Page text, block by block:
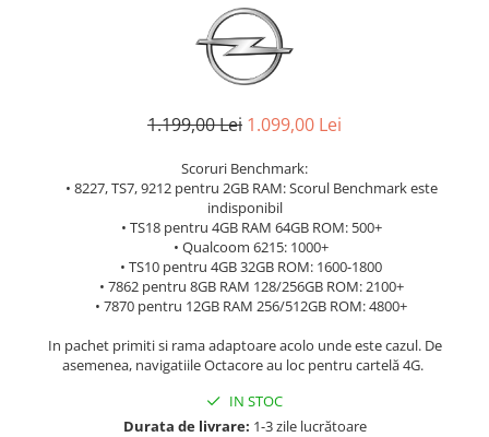
1.199,00 Lei 1.099,00 Lei
Scoruri Benchmark:
• 8227, TS7, 9212 pentru 2GB RAM: Scorul Benchmark este
indisponibil
• TS18 pentru 4GB RAM 64GB ROM: 500+
• Qualcoom 6215: 1000+
• TS10 pentru 4GB 32GB ROM: 1600-1800
• 7862 pentru 8GB RAM 128/256GB ROM: 2100+
• 7870 pentru 12GB RAM 256/512GB ROM: 4800+
In pachet primiti si rama adaptoare acolo unde este cazul. De
asemenea, navigatiile Octacore au loc pentru cartelă 4G.
IN STOC
Durata de livrare: 1-3 zile lucrătoare